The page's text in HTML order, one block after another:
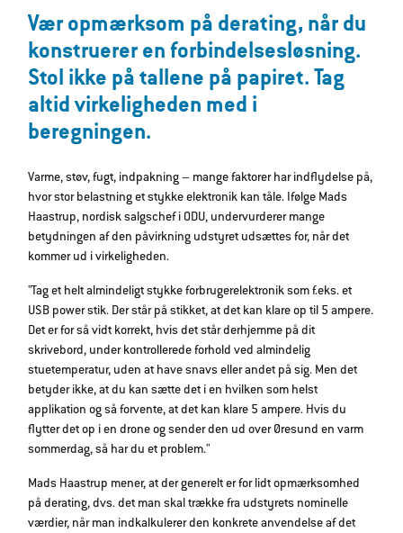
Vær opmærksom på derating, når du
konstruerer en forbindelsesløsning.
Stol ikke på tallene på papiret. Tag
altid virkeligheden med i
beregningen.
Varme, støv, fugt, indpakning – mange faktorer har indflydelse på,
hvor stor belastning et stykke elektronik kan tåle. Ifølge Mads
Haastrup, nordisk salgschef i ODU, undervurderer mange
betydningen af den påvirkning udstyret udsættes for, når det
kommer ud i virkeligheden.
"Tag et helt almindeligt stykke forbrugerelektronik som f.eks. et
USB power stik. Der står på stikket, at det kan klare op til 5 ampere.
Det er for så vidt korrekt, hvis det står derhjemme på dit
skrivebord, under kontrollerede forhold ved almindelig
stuetemperatur, uden at have snavs eller andet på sig. Men det
betyder ikke, at du kan sætte det i en hvilken som helst
applikation og så forvente, at det kan klare 5 ampere. Hvis du
flytter det op i en drone og sender den ud over Øresund en varm
sommerdag, så har du et problem."
Mads Haastrup mener, at der generelt er for lidt opmærksomhed
på derating, dvs. det man skal trække fra udstyrets nominelle
værdier, når man indkalkulerer den konkrete anvendelse af det